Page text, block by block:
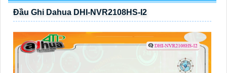
VẤN
LẮP
ĐẶT
Đầu Ghi Dahua DHI-NVR2108HS-I2